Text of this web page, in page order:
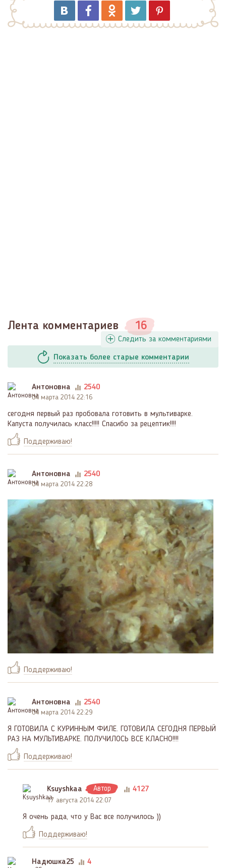
Лента комментариев 16
Следить за комментариями
Показать более старые комментарии
Антоновна 2540
04 марта 2014 22:16
сегодня первый раз пробовала готовить в мультиварке.
Капуста получилась класс!!!!! Спасибо за рецептик!!!!
Поддерживаю!
Антоновна 2540
04 марта 2014 22:28
Поддерживаю!
Антоновна 2540
04 марта 2014 22:29
Я ГОТОВИЛА С КУРИННЫМ ФИЛЕ. ГОТОВИЛА СЕГОДНЯ ПЕРВЫЙ
РАЗ НА МУЛЬТИВАРКЕ. ПОЛУЧИЛОСЬ ВСЕ КЛАСНО!!!!
Поддерживаю!
Ksuyshkaa Автор 4127
17 августа 2014 22:07
Я очень рада, что у Вас все получилось ))
Поддерживаю!
Надюшка25 4